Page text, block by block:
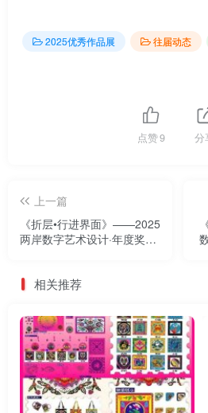
2025优秀作品展 往届动态
点赞9 分
上一篇
《折层•行进界面》——2025
两岸数字艺术设计·年度奖优
相关推荐